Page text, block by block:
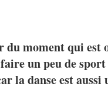
du moment qui est
un peu de sport
la danse est aussi